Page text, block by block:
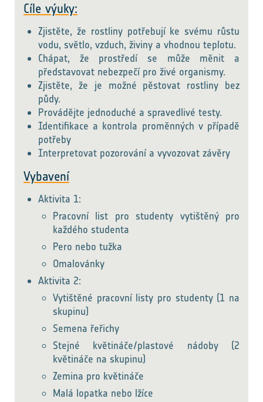
Cíle výuky:
Zjistěte, že rostliny potřebují ke svému růstu
vodu, světlo, vzduch, živiny a vhodnou teplotu.
Chápat, že prostředí se může měnit a
představovat nebezpečí pro živé organismy.
Zjistěte, že je možné pěstovat rostliny bez
půdy.
Provádějte jednoduché a spravedlivé testy.
Identifikace a kontrola proměnných v případě
potřeby
Interpretovat pozorování a vyvozovat závěry
Vybavení
Aktivita 1:
Pracovní list pro studenty vytištěný pro
každého studenta
Pero nebo tužka
Omalovánky
Aktivita 2:
Vytištěné pracovní listy pro studenty (1 na
skupinu)
Semena řeřichy
Stejné květináče/plastové nádoby (2
květináče na skupinu)
Zemina pro květináče
Malá lopatka nebo lžíce